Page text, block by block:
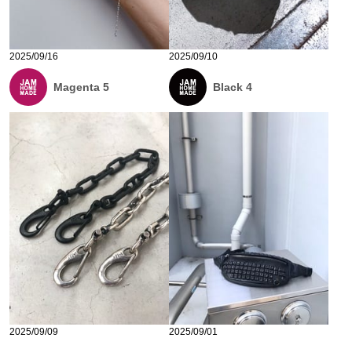
2025/09/16
Magenta 5
2025/09/10
Black 4
2025/09/09 2025/09/01